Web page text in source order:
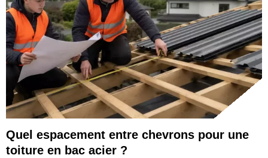
Quel espacement entre chevrons pour une
toiture en bac acier ?